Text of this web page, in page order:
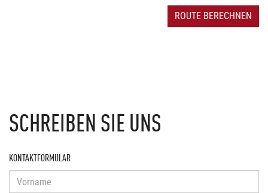
ROUTE BERECHNEN
SCHREIBEN SIE UNS
KONTAKTFORMULAR